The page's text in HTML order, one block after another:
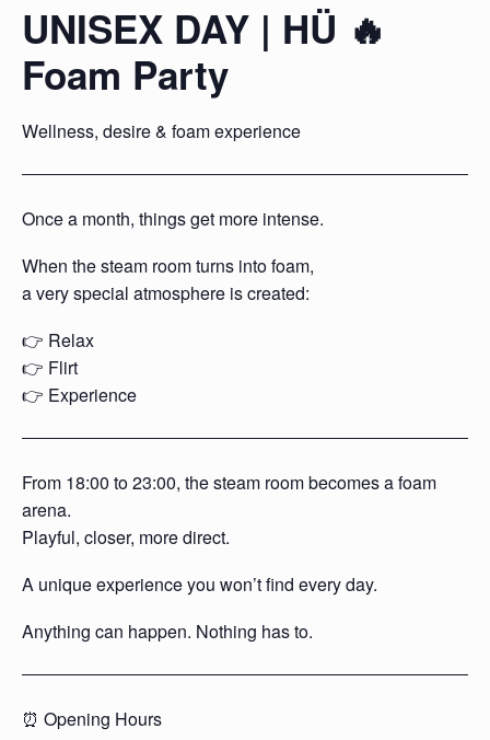
UNISEX DAY | HÜ 🔥
Foam Party
Wellness, desire & foam experience
Once a month, things get more intense.
When the steam room turns into foam,
a very special atmosphere is created:
👉 Relax
👉 Flirt
👉 Experience
From 18:00 to 23:00, the steam room becomes a foam
arena.
Playful, closer, more direct.
A unique experience you won’t find every day.
Anything can happen. Nothing has to.
⏰ Opening Hours